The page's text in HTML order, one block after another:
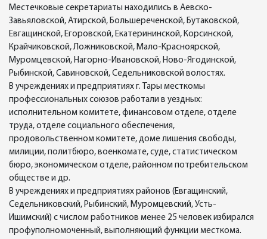
Местечковые секретариаты находились в Аевско-
Завьяловской, Атирской, Большереченской, Бутаковской,
Евгащинской, Егоровской, Екатерининской, Корсинской,
Крайчиковской, Ложниковской, Мало-Красноярской,
Муромцевской, Нагорно-Ивановской, Ново-Ягодинской,
Рыбинской, Савиновской, Седельниковской волостях.
В учреждениях и предприятиях г. Тары месткомы
профессиональных союзов работали в уездных:
исполнительном комитете, финансовом отделе, отделе
труда, отделе социального обеспечения,
продовольственном комитете, доме лишения свободы,
милиции, политбюро, военкомате, суде, статистическом
бюро, экономическом отделе, районном потребительском
обществе и др.
В учреждениях и предприятиях районов (Евгащинский,
Седельниковский, Рыбинский, Муромцевский, Усть-
Ишимский) с числом работников менее 25 человек избирался
профуполномоченный, выполняющий функции месткома.